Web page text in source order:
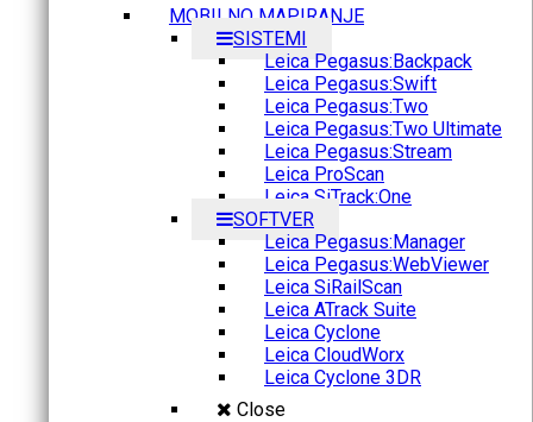
MOBILNO MAPIRANJE
SISTEMI
Leica Pegasus:Backpack
Leica Pegasus:Swift
Leica Pegasus:Two
Leica Pegasus:Two Ultimate
Leica Pegasus:Stream
Leica ProScan
Leica SiTrack:One
SOFTVER
Leica Pegasus:Manager
Leica Pegasus:WebViewer
Leica SiRailScan
Leica ATrack Suite
Leica Cyclone
Leica CloudWorx
Leica Cyclone 3DR
Close